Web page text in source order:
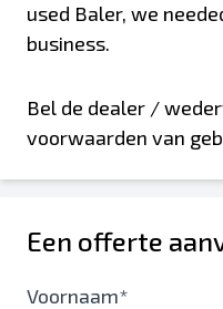
used Baler, we
business.
Bel de dealer /
voorwaarden van
Een offerte
Voornaam*